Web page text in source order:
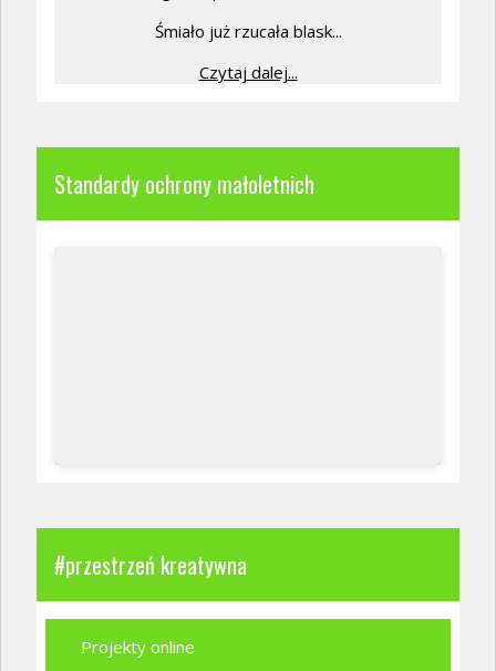
Śmiało już rzucała blask...
Czytaj dalej...
Standardy ochrony małoletnich
#przestrzeń kreatywna
Projekty online